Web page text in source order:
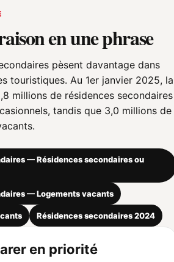
en une phrase
pèsent davantage dans
touristiques. Au 1er janvier 2025, la
millions de résidences secondaires
tandis que 3,0 millions de
— Résidences secondaires ou
— Logements vacants
Résidences secondaires 2024
en priorité